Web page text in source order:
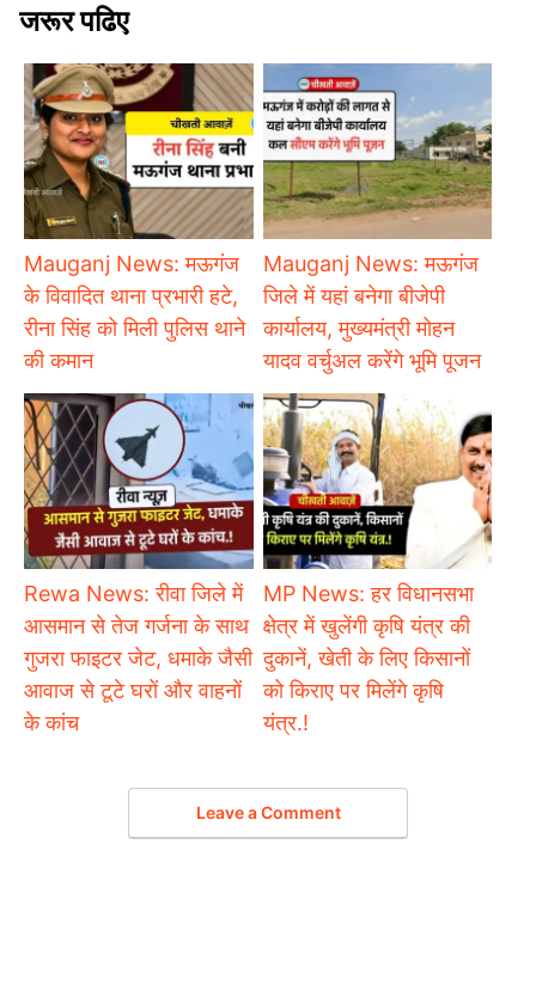
जरूर पढिए
Mauganj News: मऊगंज
के विवादित थाना प्रभारी हटे,
रीना सिंह को मिली पुलिस थाने
की कमान
Mauganj News: मऊगंज
जिले में यहां बनेगा बीजेपी
कार्यालय, मुख्यमंत्री मोहन
यादव वर्चुअल करेंगे भूमि पूजन
Rewa News: रीवा जिले में
आसमान से तेज गर्जना के साथ
गुजरा फाइटर जेट, धमाके जैसी
आवाज से टूटे घरों और वाहनों
के कांच
MP News: हर विधानसभा
क्षेत्र में खुलेंगी कृषि यंत्र की
दुकानें, खेती के लिए किसानों
को किराए पर मिलेंगे कृषि
यंत्र.!
Leave a Comment